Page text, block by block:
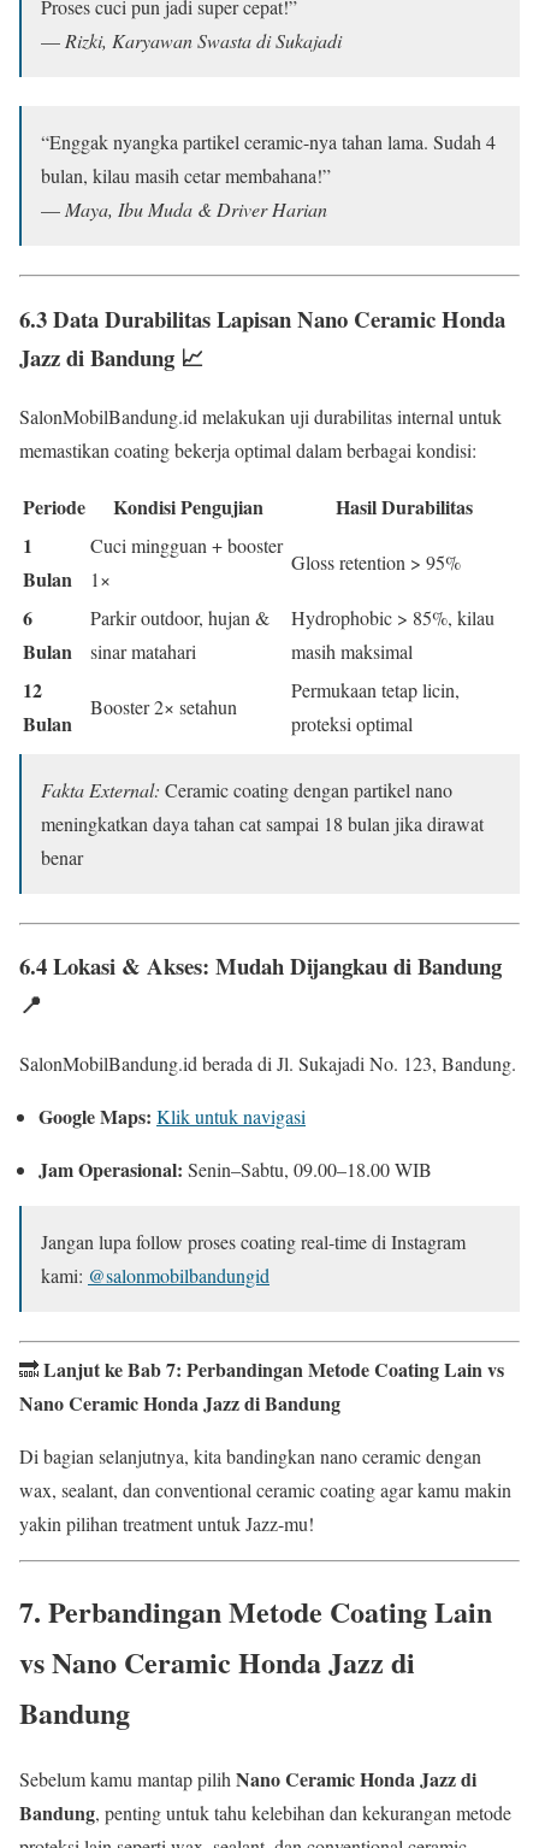
Proses cuci pun jadi super cepat!”
—Rizki, Karyawan Swasta di Sukajadi
“Enggak nyangka partikel ceramic-nya tahan lama. Sudah 4
bulan, kilau masih cetar membahana!”
—Maya, Ibu Muda & Driver Harian
6.3 Data Durabilitas LapisanNano Ceramic Honda
Jazz di Bandung 📈
SalonMobilBandung.id melakukan uji durabilitas internal untuk
memastikan coating bekerja optimal dalam berbagai kondisi:
Periode Kondisi Pengujian
Hasil Durabilitas
1
Bulan
Cuci mingguan + booster
1×
Gloss retention > 95%
6
Bulan
Parkir outdoor, hujan &
sinar matahari
Hydrophobic > 85%, kilau
masih maksimal
12
Bulan
Booster 2× setahun
Permukaan tetap licin,
proteksi optimal
Fakta External: Ceramic coating dengan partikel nano
meningkatkan daya tahan cat sampai 18 bulan jika dirawat
benar
6.4 Lokasi & Akses: Mudah Dijangkau di Bandung
📍
SalonMobilBandung.id berada di Jl. Sukajadi No. 123, Bandung.
Google Maps: Klik untuk navigasi
Jam Operasional: Senin–Sabtu, 09.00–18.00 WIB
Jangan lupa follow proses coating real-time di Instagram
kami: @salonmobilbandungid
🔜Lanjut ke Bab 7: Perbandingan Metode Coating Lain vs
Nano Ceramic Honda Jazz di Bandung
Di bagian selanjutnya, kita bandingkan nano ceramic dengan
wax, sealant, dan conventional ceramic coating agar kamu makin
yakin pilihan treatment untuk Jazz-mu!
7. Perbandingan Metode Coating Lain
vsNano Ceramic Honda Jazz di
Bandung
Sebelum kamu mantap pilih Nano Ceramic Honda Jazz di
Bandung, penting untuk tahu kelebihan dan kekurangan metode